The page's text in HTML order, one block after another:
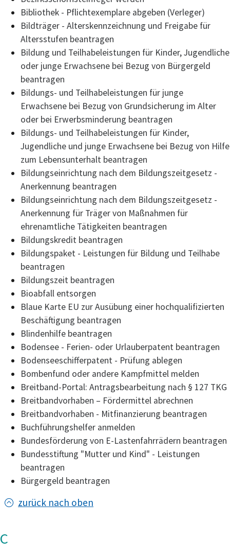
Bibliothek - Pflichtexemplare abgeben (Verleger)
Bildträger - Alterskennzeichnung und Freigabe für
Altersstufen beantragen
Bildung und Teilhabeleistungen für Kinder, Jugendliche
oder junge Erwachsene bei Bezug von Bürgergeld
beantragen
Bildungs- und Teilhabeleistungen für junge
Erwachsene bei Bezug von Grundsicherung im Alter
oder bei Erwerbsminderung beantragen
Bildungs- und Teilhabeleistungen für Kinder,
Jugendliche und junge Erwachsene bei Bezug von Hilfe
zum Lebensunterhalt beantragen
Bildungseinrichtung nach dem Bildungszeitgesetz -
Anerkennung beantragen
Bildungseinrichtung nach dem Bildungszeitgesetz -
Anerkennung für Träger von Maßnahmen für
ehrenamtliche Tätigkeiten beantragen
Bildungskredit beantragen
Bildungspaket - Leistungen für Bildung und Teilhabe
beantragen
Bildungszeit beantragen
Bioabfall entsorgen
Blaue Karte EU zur Ausübung einer hochqualifizierten
Beschäftigung beantragen
Blindenhilfe beantragen
Bodensee - Ferien- oder Urlauberpatent beantragen
Bodenseeschifferpatent - Prüfung ablegen
Bombenfund oder andere Kampfmittel melden
Breitband-Portal: Antragsbearbeitung nach § 127 TKG
Breitbandvorhaben – Fördermittel abrechnen
Breitbandvorhaben - Mitfinanzierung beantragen
Buchführungshelfer anmelden
Bundesförderung von E-Lastenfahrrädern beantragen
Bundesstiftung "Mutter und Kind" - Leistungen
beantragen
Bürgergeld beantragen
zurück nach oben
C